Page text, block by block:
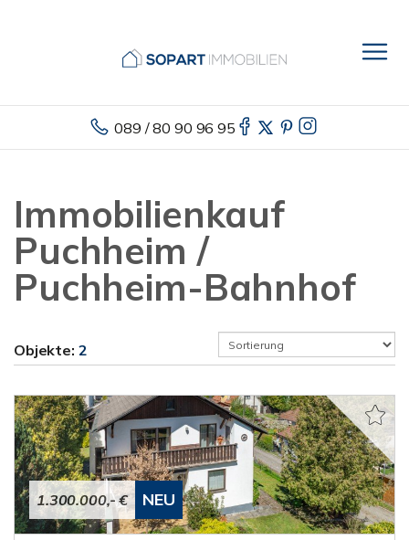
089 / 80 90 96 95
Immobilienkauf
Puchheim /
Puchheim-Bahnhof
Objekte: 2
1.300.000,- € NEU